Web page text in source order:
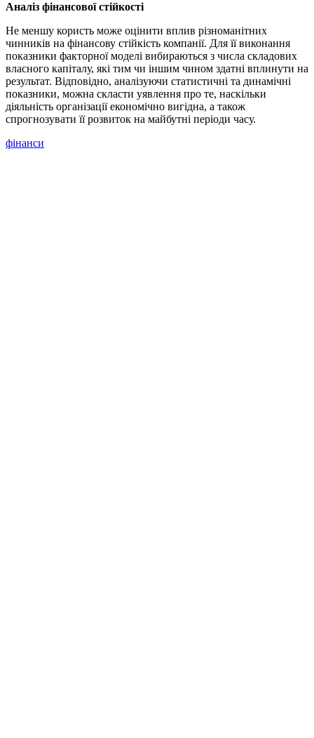
Аналіз фінансової стійкості
Не меншу користь може оцінити вплив різноманітних
чинників на фінансову стійкість компанії. Для її виконання
показники факторної моделі вибираються з числа складових
власного капіталу, які тим чи іншим чином здатні вплинути на
результат. Відповідно, аналізуючи статистичні та динамічні
показники, можна скласти уявлення про те, наскільки
діяльність організації економічно вигідна, а також
спрогнозувати її розвиток на майбутні періоди часу.
фінанси